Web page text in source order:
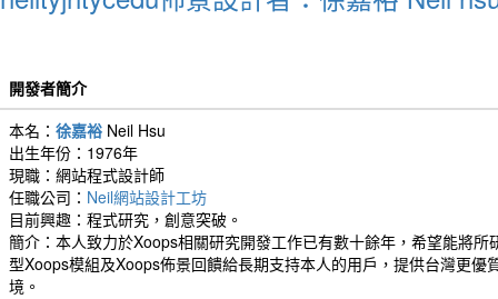
開發者簡介
本名： 徐嘉裕 Neil Hsu
出生年份：1976年
現職：網站程式設計師
任職公司： Neil網站設計工坊
目前興趣：程式研究，創意突破。
簡介：本人致力於Xoops相關研究開發工作已有數十餘年，希望能將所
型Xoops模組及Xoops佈景回饋給長期支持本人的用戶，提供台灣更優
境。